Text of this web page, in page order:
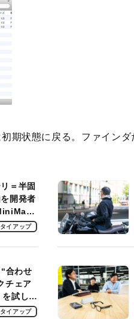
期状態に戻る。ファイン
＝半固
開発者
タイアップ
合わせ
チェア
試して
かのス
タイアップ